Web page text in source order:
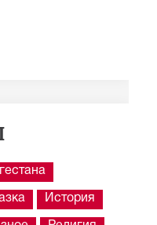
История